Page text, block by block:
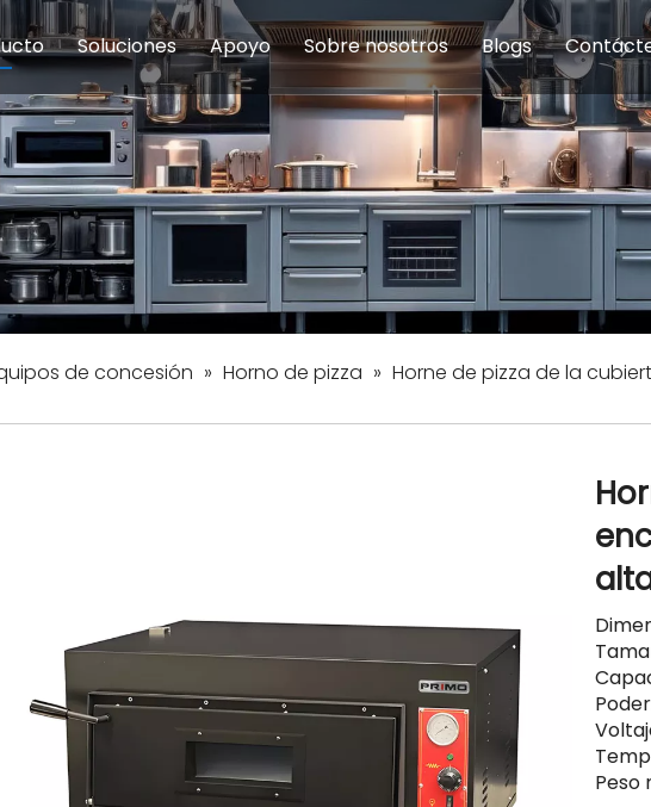
de cocina modulares Equipos de Concesión Equipo
Equipo de preparación de alimentosEquipo de panadería Equipo
Soluciones
Escuelas y educación Comedor del personal
Hoteles Restaurante y comida
Apoyo
Servicio Preguntas
Sobre nosotros
Introducción de la empresa
Blogs
de concesión » Horno de pizza » Horne de pizza de la
Peso